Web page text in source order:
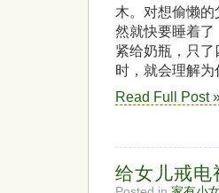
木。对想偷懒
然就快要睡着
紧给奶瓶，只
时，就会理解为
Read Full Post
给女儿戒电